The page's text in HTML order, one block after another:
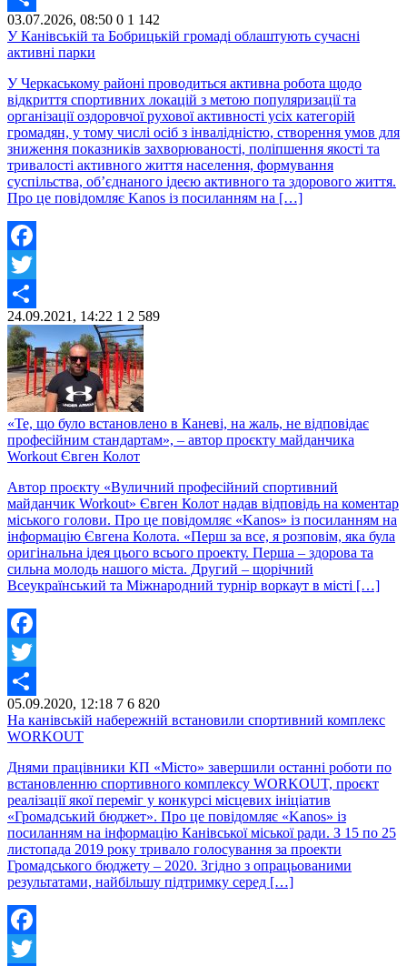
Share
03.07.2026, 08:50 0 1 142
У Канівській та Бобрицькій громаді облаштують сучасні
активні парки
У Черкаському районі проводиться активна робота щодо
відкриття спортивних локацій з метою популяризації та
організації оздоровчої рухової активності усіх категорій
громадян, у тому числі осіб з інвалідністю, створення умов для
зниження показників захворюваності, поліпшення якості та
тривалості активного життя населення, формування
суспільства, об’єднаного ідеєю активного та здорового життя.
Про це повідомляє Kanos із посиланням на […]
Facebook
Twitter
Share
24.09.2021, 14:22 1 2 589
«Те, що було встановлено в Каневі, на жаль, не відповідає
професійним стандартам», – автор проєкту майданчика
Workout Євген Колот
Автор проєкту «Вуличний професійний спортивний
майданчик Workout» Євген Колот надав відповідь на коментар
міського голови. Про це повідомляє «Kanos» із посиланням на
інформацію Євгена Колота. «Перш за все, я розповім, яка була
оригінальна ідея цього всього проекту. Перша – здорова та
сильна молодь нашого міста. Другий – щорічний
Всеукраїнський та Міжнародний турнір воркаут в місті […]
Facebook
Twitter
Share
05.09.2020, 12:18 7 6 820
На канівській набережній встановили спортивний комплекс
WORKOUT
Днями працівники КП «Місто» завершили останні роботи по
встановленню спортивного комплексу WORKOUT, проєкт
реалізації якої переміг у конкурсі місцевих ініціатив
«Громадський бюджет». Про це повідомляє «Kanos» із
посиланням на інформацію Канівської міської ради. З 15 по 25
листопада 2019 року тривало голосування за проекти
Громадського бюджету – 2020. Згідно з опрацьованими
результатами, найбільшу підтримку серед […]
Facebook